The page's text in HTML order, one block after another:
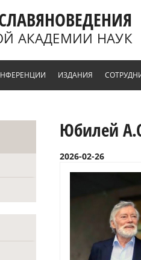
АКАДЕМИИ НАУК
ИЗДАНИЯ
Юбилей
2026-02-26